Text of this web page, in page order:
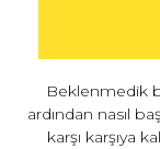
Beklenmedik
ardından nasıl
karşı karşıya